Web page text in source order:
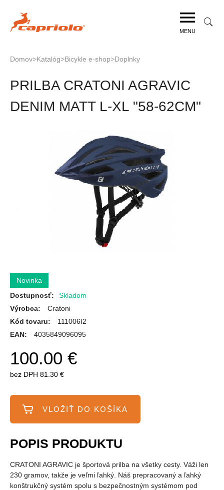
navigation
MENU
sa
tu
Domov>Katalóg>Bicykle e-shop>Doplnky
to
PRILBA CRATONI AGRAVIC
DENIM MATT L-XL "58-62CM"
Dostupnosť:
Skladom
Výrobca:
Cratoni
Kód tovaru:
111006I2
EAN:
4035849096095
100.00 €
bez DPH 81.30 €
POPIS PRODUKTU
CRATONI AGRAVIC je športová prilba na všetky cesty. Váži len
230 gramov, takže je veľmi ľahký. Náš prepracovaný a ľahký
konštrukčný systém spolu s bezpečnostným systémom pod